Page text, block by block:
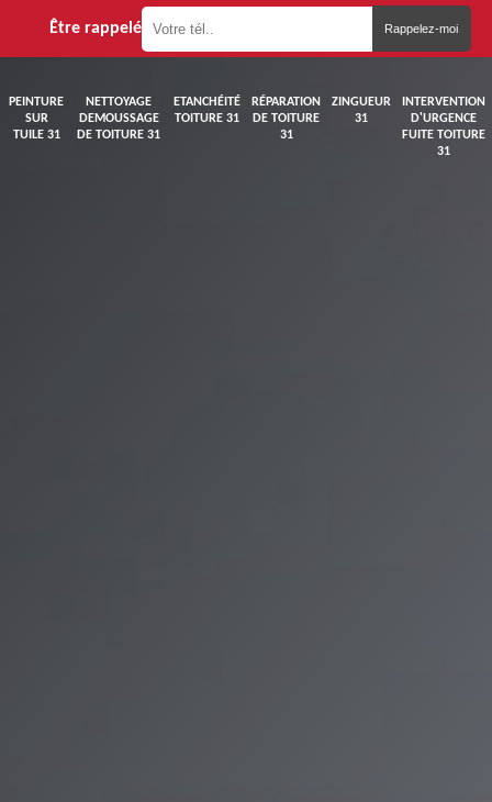
Être rappelé
PEINTURE
SUR
TUILE 31
NETTOYAGE
DEMOUSSAGE
DE TOITURE 31
ETANCHÉITÉ
TOITURE 31
RÉPARATION
DE TOITURE
31
ZINGUEUR
31
INTERVENTION
D'URGENCE
FUITE TOITURE
31